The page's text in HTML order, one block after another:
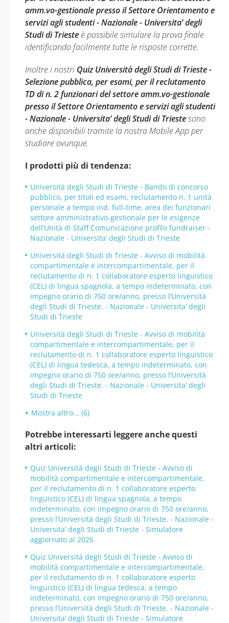
amm.vo-gestionale presso il Settore Orientamento e
servizi agli studenti - Nazionale - Universita’ degli
Studi di Trieste è possibile simulare la prova finale
identificando facilmente tutte le risposte corrette.
Inoltre i nostri Quiz Università degli Studi di Trieste -
Selezione pubblica, per esami, per il reclutamento
TD di n. 2 funzionari del settore amm.vo-gestionale
presso il Settore Orientamento e servizi agli studenti
- Nazionale - Universita’ degli Studi di Triestesono
anche disponibili tramite la nostra Mobile App per
studiare ovunque.
I prodotti più di tendenza:
Università degli Studi di Trieste - Bando di concorso
pubblico, per titoli ed esami, reclutamento n. 1 unità
personale a tempo ind, full-time, area dei funzionari
settore amministrativo-gestionale per le esigenze
dell’Unità di Staff Comunicazione profilo fundraiser -
Nazionale - Universita’ degli Studi di Trieste
Università degli Studi di Trieste - Avviso di mobilità
compartimentale e intercompartimentale, per il
reclutamento di n. 1 collaboratore esperto linguistico
(CEL) di lingua spagnola, a tempo indeterminato, con
impegno orario di 750 ore/anno, presso l’Università
degli Studi di Trieste. - Nazionale - Universita’ degli
Studi di Trieste
Università degli Studi di Trieste - Avviso di mobilità
compartimentale e intercompartimentale, per il
reclutamento di n. 1 collaboratore esperto linguistico
(CEL) di lingua tedesca, a tempo indeterminato, con
impegno orario di 750 ore/anno, presso l’Università
degli Studi di Trieste. - Nazionale - Universita’ degli
Studi di Trieste
Mostra altro... (6)
Potrebbe interessarti leggere anche questi
altri articoli:
Quiz Università degli Studi di Trieste - Avviso di
mobilità compartimentale e intercompartimentale,
per il reclutamento di n. 1 collaboratore esperto
linguistico (CEL) di lingua spagnola, a tempo
indeterminato, con impegno orario di 750 ore/anno,
presso l’Università degli Studi di Trieste. - Nazionale -
Universita’ degli Studi di Trieste - Simulatore
aggiornato al 2026
Quiz Università degli Studi di Trieste - Avviso di
mobilità compartimentale e intercompartimentale,
per il reclutamento di n. 1 collaboratore esperto
linguistico (CEL) di lingua tedesca, a tempo
indeterminato, con impegno orario di 750 ore/anno,
presso l’Università degli Studi di Trieste. - Nazionale -
Universita’ degli Studi di Trieste - Simulatore